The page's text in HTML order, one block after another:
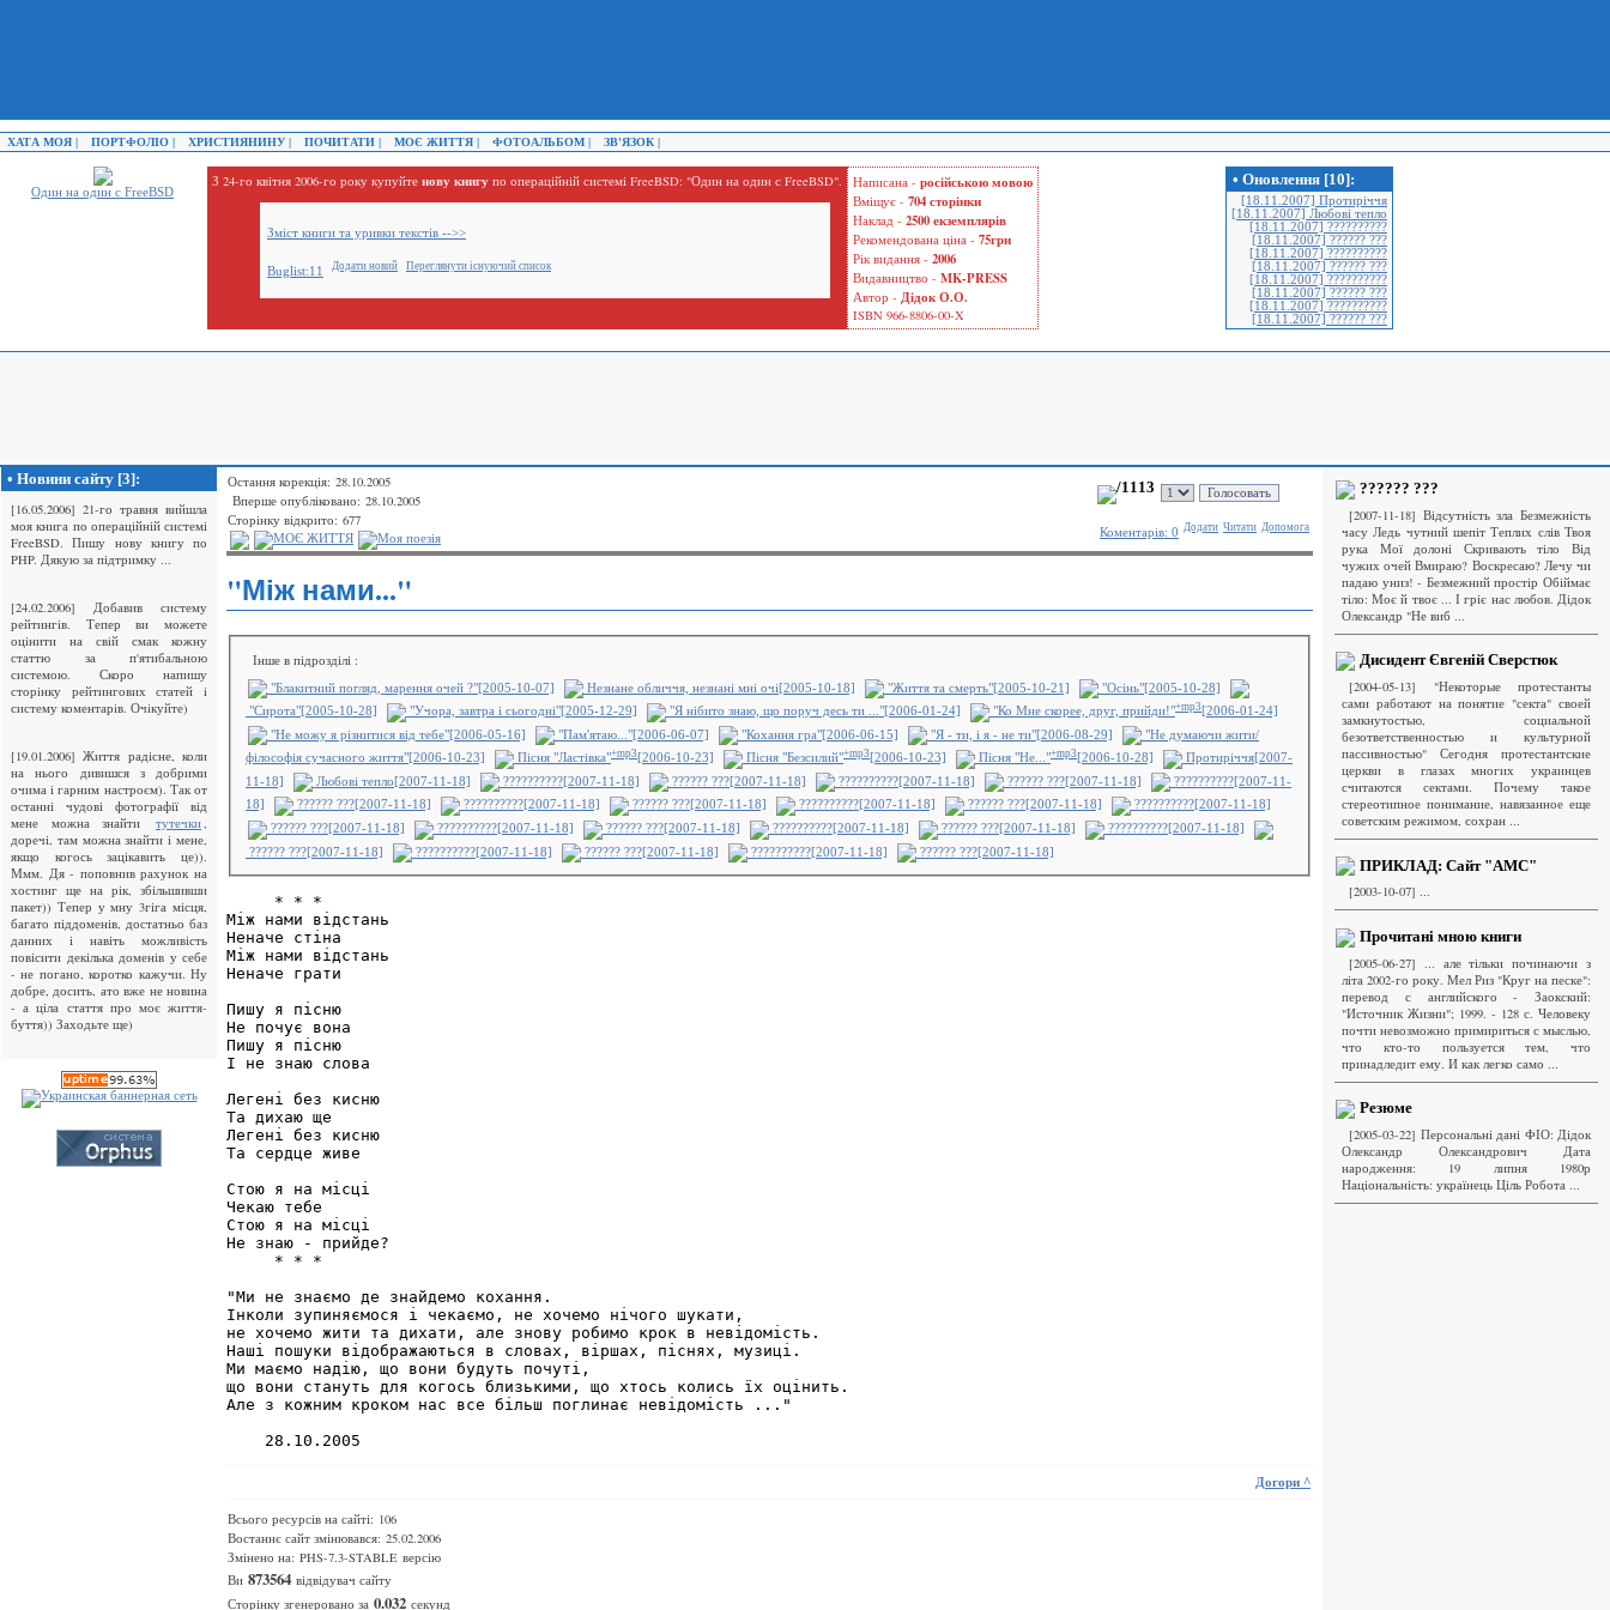
ХАТА МОЯ | ПОРТФОЛІО | ХРИСТИЯНИНУ | ПОЧИТАТИ | МОЄ ЖИТТЯ | ФОТОАЛЬБОМ | ЗВ'ЯЗОК |
Один на один с FreeBSD
З 24-го квітня 2006-го року купуйте нову книгу по операційній системі FreeBSD: "Один на один с FreeBSD".
Зміст книги та уривки текстів -->>
Buglist:11 Додати новий Переглянути існуючий список
Написана - російською мовою
Вміщує - 704 сторінки
Наклад - 2500 екземплярів
Рекомендована ціна - 75грн
Рік видання - 2006
Видавництво - MK-PRESS
Автор - Дідок О.О.
ISBN 966-8806-00-X
• Оновлення [10]:
[18.11.2007] Протиріччя
[18.11.2007] Любові тепло
[18.11.2007] ??????????
[18.11.2007] ?????? ???
[18.11.2007] ??????????
[18.11.2007] ?????? ???
[18.11.2007] ??????????
[18.11.2007] ?????? ???
[18.11.2007] ??????????
[18.11.2007] ?????? ???
• Новини сайту [3]:
[16.05.2006] 21-го травня вийшла
моя книга по операційній системі
FreeBSD. Пишу нову книгу по
PHP. Дякую за підтримку ...
[24.02.2006] Добавив систему
рейтингiв. Тепер ви можете
оцiнити на свiй смак кожну
статтю за п'ятибальною
системою. Скоро напишу
сторiнку рейтингових статей i
систему коментарiв. Очiкуйте)
[19.01.2006] Життя радісне, коли
на нього дивишся з добрими
очима і гарним настроєм). Так от
останні чудові фотографії від
мене можна знайти
тутечки,
доречі, там можна знайти і мене,
якщо когось зацікавить це)).
Ммм. Дя - поповнив рахунок на
хостинг ще на рік, збільшивши
пакет)) Тепер у мну 3гіга місця,
багато піддоменів, достатньо баз
данних і навіть можливість
повісити декілька доменів у себе
- не погано, коротко кажучи. Ну
добре, досить, ато вже не новина
- а ціла стаття про моє життя-
буття)) Заходьте ще)
Остання корекція: 28.10.2005 /1113
Вперше опубліковано: 28.10.2005
Сторінку відкрито: 677
Коментарiв: 0 Додати Читати Допомога
МОЄ ЖИТТЯ Моя поезія
"Між нами..."
Інше в підрозділі :
"Блакитний погляд, марення очей ?"[2005-10-07] Незнане обличчя, незнані мні очі[2005-10-18] "Життя та смерть"[2005-10-21]
"Осінь"[2005-10-28]
"Сирота"[2005-10-28]
"Учора, завтра і сьогодні"[2005-12-29] "Я нібито знаю, що поруч десь ти ..."[2006-01-24] "Ко Мне скорее, друг, прийди!"+mp3 [2006-01-24]
"Не можу я різнитися від тебе"[2006-05-16]
"Пам'ятаю..."[2006-06-07] "Кохання гра"[2006-06-15] "Я - ти, і я - не ти"[2006-08-29]
"Не думаючи жити/
філософія сучасного життя"[2006-10-23]
Пісня "Ластівка"+mp3 [2006-10-23] Пісня "Безсилий"+mp3 [2006-10-23] Пісня "Не..."+mp3 [2006-10-28]
Протиріччя[2007-
11-18]
Любові тепло[2007-11-18] ??????????[2007-11-18] ?????? ???[2007-11-18] ??????????[2007-11-18] ?????? ???[2007-11-18]
??????????[2007-11-
18]
?????? ???[2007-11-18] ??????????[2007-11-18] ?????? ???[2007-11-18] ??????????[2007-11-18] ?????? ???[2007-11-18]
??????????[2007-11-18]
?????? ???[2007-11-18]
??????????[2007-11-18] ?????? ???[2007-11-18] ??????????[2007-11-18] ?????? ???[2007-11-18]
??????????[2007-11-18]
?????? ???[2007-11-18]
??????????[2007-11-18] ?????? ???[2007-11-18] ??????????[2007-11-18] ?????? ???[2007-11-18]
     * * *
Між нами відстань
Неначе стіна
Між нами відстань
Неначе грати
Пишу я пісню
Не почує вона
Пишу я пісню
І не знаю слова
Легені без кисню
Та дихаю ще
Легені без кисню
Та сердце живе
Стою я на місці
Чекаю тебе
Стою я на місці
Не знаю - прийде?
     * * *
"Ми не знаємо де знайдемо кохання.
Інколи зупиняємося і чекаємо, не хочемо нічого шукати,
не хочемо жити та дихати, але знову робимо крок в невідомість.
Наші пошуки відображаються в словах, віршах, піснях, музиці.
Ми маємо надію, що вони будуть почуті,
що вони стануть для когось близькими, що хтось колись їх оцінить.
Але з кожним кроком нас все більш поглинає невідомість ..."
    28.10.2005
Догори ^
Всього ресурсів на сайті: 106
Востаннє сайт змінювався: 25.02.2006
Змінено на: PHS-7.3-STABLE версію
Ви 873564 відвідувач сайту
Сторінку згенеровано за 0.032 секунд
?????? ???
[2007-11-18] Відсутність зла Безмежність
часу Ледь чутний шепіт Теплих слів Твоя
рука Мої долоні Скривають тіло Від
чужих очей Вмираю? Воскресаю? Лечу чи
падаю униз! - Безмежний простір Обіймає
тіло: Моє й твоє ... І гріє нас любов. Дідок
Олександр "Не виб ...
Дисидент Євгеній Сверстюк
[2004-05-13] "Некоторые протестанты
сами работают на понятие "секта" своей
замкнутостью, социальной
безответственностью и культурной
пассивностью" Сегодня протестантские
церкви в глазах многих украинцев
считаются сектами. Почему такое
стереотипное понимание, навязанное еще
советским режимом, сохран ...
ПРИКЛАД: Сайт "АМС"
[2003-10-07] ...
Прочитані мною книги
[2005-06-27] ... але тільки починаючи з
літа 2002-го року. Мел Риз "Круг на песке":
перевод с английского - Заокский:
"Источник Жизни"; 1999. - 128 с. Человеку
почти невозможно примириться с мыслью,
что кто-то пользуется тем, что
принадледит ему. И как легко само ...
Резюме
[2005-03-22] Персональні дані ФІО: Дідок
Олександр Олександрович Дата
народження: 19 липня 1980р
Національність: українець Ціль Робота ...